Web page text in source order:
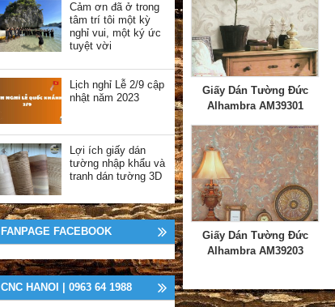
Giấy Dán Tường Đức
Alhambra AM39301
Giấy Dán Tường Đức
Alhambra AM39203
Cảm ơn đã ở trong
tâm trí tôi một kỳ
nghỉ vui, một ký ức
tuyệt vời
Lịch nghỉ Lễ 2/9 cập
nhật năm 2023
Lợi ích giấy dán
tường nhập khẩu và
tranh dán tường 3D
FANPAGE FACEBOOK
CNC HANOI | 0963 64 1988